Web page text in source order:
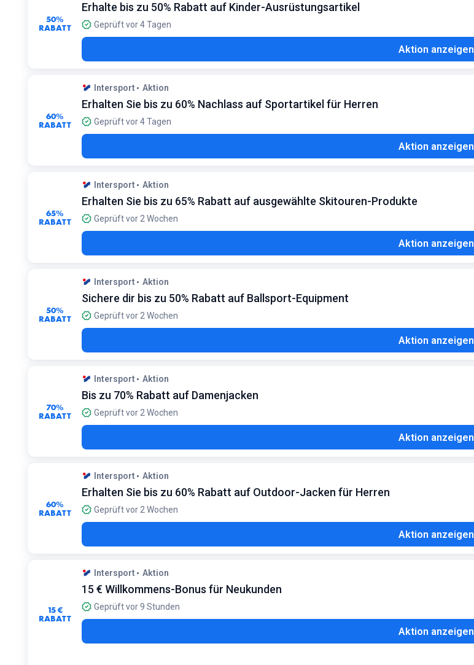
50%
RABATT
Erhalte bis zu 50% Rabatt auf Kinder-Ausrüstungsartikel
Geprüft vor 4 Tagen
Aktion anzeigen
60%
RABATT
Intersport Aktion
Erhalten Sie bis zu 60% Nachlass auf Sportartikel für Herren
Geprüft vor 4 Tagen
Aktion anzeigen
65%
RABATT
Intersport Aktion
Erhalten Sie bis zu 65% Rabatt auf ausgewählte Skitouren-Produkte
Geprüft vor 2 Wochen
Aktion anzeigen
50%
RABATT
Intersport Aktion
Sichere dir bis zu 50% Rabatt auf Ballsport-Equipment
Geprüft vor 2 Wochen
Aktion anzeigen
70%
RABATT
Intersport Aktion
Bis zu 70% Rabatt auf Damenjacken
Geprüft vor 2 Wochen
Aktion anzeigen
60%
RABATT
Intersport Aktion
Erhalten Sie bis zu 60% Rabatt auf Outdoor-Jacken für Herren
Geprüft vor 2 Wochen
Aktion anzeigen
15 €
RABATT
Intersport Aktion
15 € Willkommens-Bonus für Neukunden
Geprüft vor 9 Stunden
Aktion anzeigen